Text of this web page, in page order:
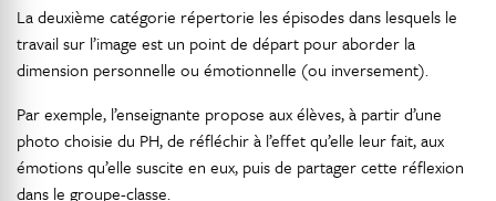
La deuxième catégorie répertorie les épisodes dans lesquels le
travail sur l’image est un point de départ pour aborder la
dimension personnelle ou émotionnelle (ou inversement).
Par exemple, l’enseignante propose aux élèves, à partir d’une
photo choisie du PH, de réfléchir à l’effet qu’elle leur fait, aux
émotions qu’elle suscite en eux, puis de partager cette réflexion
dans le groupe-classe.